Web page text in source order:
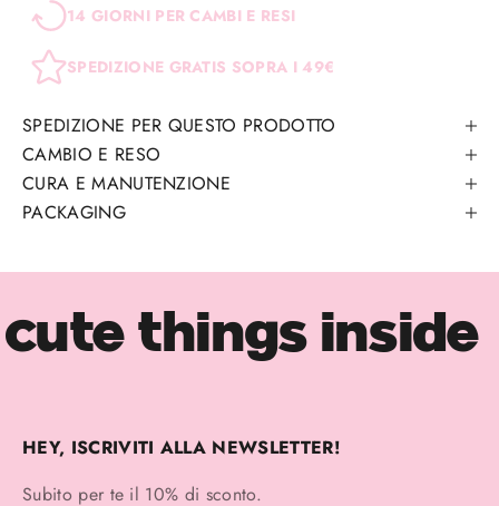
14 GIORNI PER CAMBI E RESI
SPEDIZIONE GRATIS SOPRA I 49€
SPEDIZIONE PER QUESTO PRODOTTO
CAMBIO E RESO
CURA E MANUTENZIONE
PACKAGING
cute things inside
HEY, ISCRIVITI ALLA NEWSLETTER!
Subito per te il 10% di sconto.